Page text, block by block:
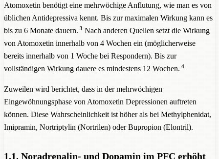
Atomoxetin benötigt eine mehrwöchige Anflutung, wie man es von
üblichen Antidepressiva kennt. Bis zur maximalen Wirkung kann es
bis zu 6 Monate dauern. 3Nach anderen Quellen setzt die Wirkung
von Atomoxetin innerhalb von 4 Wochen ein (möglicherweise
bereits innerhalb von 1 Woche bei Respondern). Bis zur
vollständigen Wirkung dauere es mindestens 12 Wochen. 4
Zuweilen wird berichtet, dass in der mehrwöchigen
Eingewöhnungsphase von Atomoxetin Depressionen auftreten
können. Diese Wahrscheinlichkeit ist höher als bei Methylphenidat,
Imipramin, Nortriptylin (Nortrilen) oder Bupropion (Elontril).
1.1. Noradrenalin- und Dopamin im PFC erhöht